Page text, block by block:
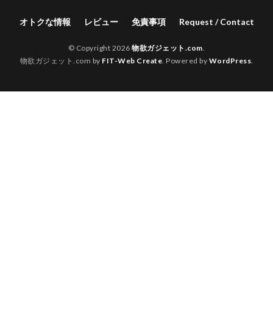
オトクな情報 レビュー 免責事項 Request / Contact
© Copyright 2026物欲ガジェット.com.
物欲ガジェット.com by FIT-Web Create. Powered by WordPress.